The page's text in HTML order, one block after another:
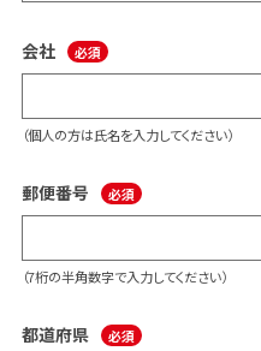
会社
（個人の方は氏名を入力してください）
郵便番号
（7桁の半角数字で入力してください）
都道府県